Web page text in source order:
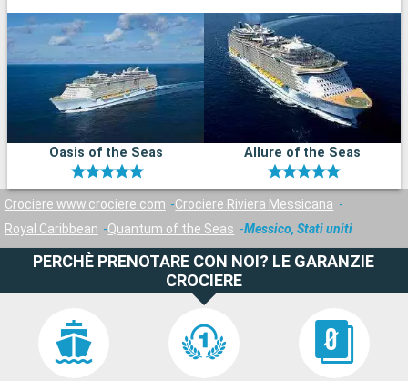
Oasis of the Seas Allure of the Seas
Crociere www.crociere.com
Crociere Riviera Messicana
Royal Caribbean
Quantum of the Seas Messico, Stati uniti
PERCHÈ PRENOTARE CON NOI? LE GARANZIE
CROCIERE